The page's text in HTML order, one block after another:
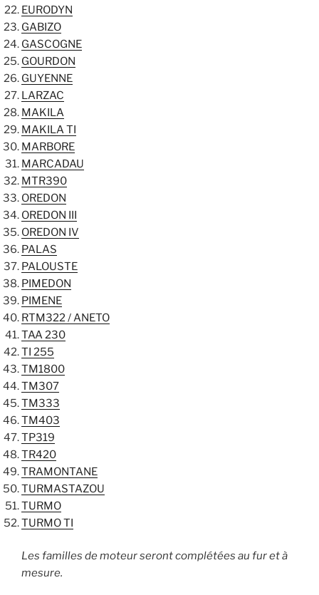
EURODYN
GABIZO
GASCOGNE
GOURDON
GUYENNE
LARZAC
MAKILA
MAKILA TI
MARBORE
MARCADAU
MTR390
OREDON
OREDON III
OREDON IV
PALAS
PALOUSTE
PIMEDON
PIMENE
RTM322 / ANETO
TAA 230
TI 255
TM1800
TM307
TM333
TM403
TP319
TR420
TRAMONTANE
TURMASTAZOU
TURMO
TURMO TI
Les familles de moteur seront complétées au fur et à
mesure.